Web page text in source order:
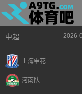
中超 2026-
上海申花
河南队